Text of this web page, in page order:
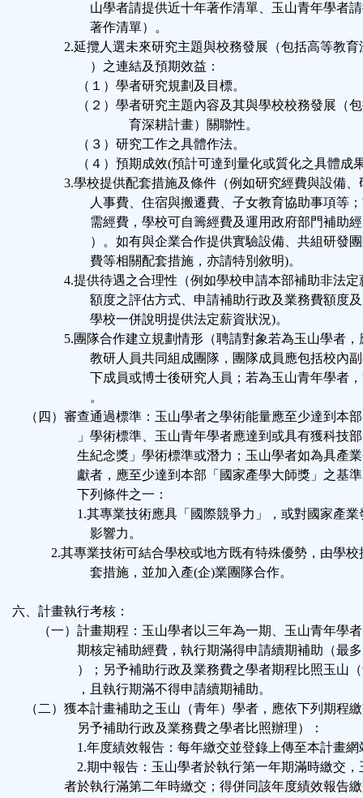
山學者請提供近十年著作清單、玉山青年學者請
著作清單）。
2.延攬人選未來研究主題與校務發展（包括高等教育
）之連結及預期效益：
（１）學者研究規劃及目標。
（２）學者研究主題內容及其與學校校務發展（包
育深耕計畫）關聯性。
（３）研究工作之具體作法。
（４）預期成效(預計可達到量化或質化之具體成
3.學校提供配套措施及條件（例如研究經費與設備、
人事費、住宿與搬遷費、子女教育協助事項等；
需經費，學校可自籌經費及運用政府部門補助經
）。如有與企業合作提供實驗設備、共組研發團
費等相關配套措施，亦請特別敘明)。
4.提供待遇之合理性（例如學校申請本部補助非法定
額度之評估方式、申請補助行政及業務費額度及
學校一併說明提供法定薪資狀況)。
5.團隊合作建立規劃情形（聘請對象若為玉山學者，
教研人員共同組成團隊，團隊成員應包括校內副
下成員或博士後研究人員；若為玉山青年學者，
。
（四）審查通過標準：玉山學者之學術能量應至少達到本
」學術標準、玉山青年學者應達到或具有獲科技部
生紀念獎」學術標準或潛力；玉山學者如為具產業
獻者，應至少達到本部「國家產學大師獎」之基準
下列條件之一：
1.其專業技術應具「國際競爭力」，或對國家產業
影響力。
2.其專業技術可結合學校或地方既有特殊優勢，由學校
套措施，並加入產(企)業團隊合作。
六、計畫執行考核：
（一）計畫期程：玉山學者以三年為一期、玉山青年學者
期核定補助經費，執行期滿得申請續期補助（最多
）；另予補助行政及業務費之學者期程比照玉山（
，且執行期滿不得申請續期補助。
（二）獲本計畫補助之玉山（青年）學者，應依下列期程
另予補助行政及業務費之學者比照辦理）：
1.年度績效報告：每年繳交並登錄上傳至本計畫網
2.期中報告：玉山學者於執行第一年期滿時繳交，
者於執行滿第二年時繳交；得併同該年度績效報告繳